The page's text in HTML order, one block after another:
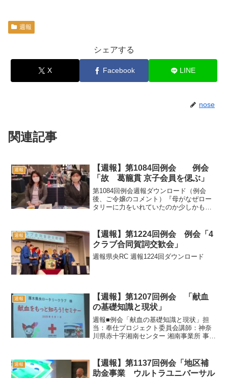
週報
シェアする
X Facebook LINE
nose
関連記事
週報
【週報】第1084回例会 例会
「故 葛籠貫 京子会員を偲ぶ」
第1084回例会週報ダウンロード（例会
後、ご令嬢のコメント）『母がなぜロー
タリーに力をいれていたのか少しかもし
す。』
週報
【週報】第1224回例会 例会「4
クラブ合同賀詞交歓会」
週報県央RC 週報1224回ダウンロード
週報
【週報】第1207回例会 「献血
の基礎知識と現状」
週報■例会「献血の基礎知識と現状」担
当：奉仕プロジェクト委員会講師：神奈
川県赤十字湘南センター 湘南事業所 事業
業課 推進一係長 安藤寛幸様と主事 羽畑
真悟様に...
週報
【週報】第1137回例会「地区補
助金事業 ウルトラユニバーサル